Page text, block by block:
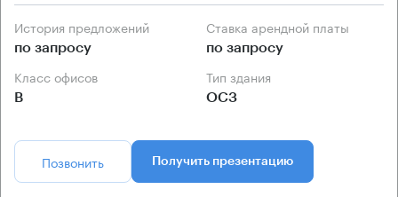
История предложений
по запросу
Ставка арендной платы
по запросу
Класс офисов
B
Тип здания
ОСЗ
Позвонить Получить презентацию